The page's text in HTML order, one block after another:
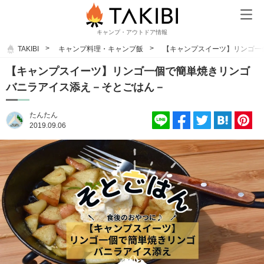
キャンプ・アウトドア情報
TAKIBI キャンプ料理・キャンプ飯 【キャンプスイーツ】リンゴ
【キャンプスイーツ】リンゴ一個で簡単焼きリンゴ
バニラアイス添え－そとごはん－
たんたん
2019.09.06